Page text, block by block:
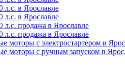
л.с. в Ярославле
л.с. в Ярославле
продажа в Ярославле
продажа в Ярославле
моторы с электростартером в
моторы с ручным запуском в